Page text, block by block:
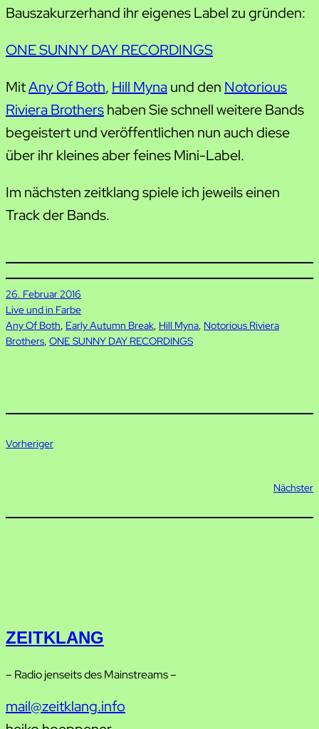
Bauszakurzerhand ihr eigenes Label zu gründen:
ONE SUNNY DAY RECORDINGS
MitAny Of Both, Hill Mynaund den Notorious
Riviera Brothershaben Sie schnell weitere Bands
begeistert und veröffentlichen nun auch diese
über ihr kleines aber feines Mini-Label.
Im nächsten zeitklang spiele ich jeweils einen
Track der Bands.
26. Februar 2016
Live und in Farbe
Any Of Both, Early Autumn Break, Hill Myna, Notorious Riviera
Brothers, ONE SUNNY DAY RECORDINGS
Vorheriger
Nächster
ZEITKLANG
– Radio jenseits des Mainstreams –
mail@zeitklang.info